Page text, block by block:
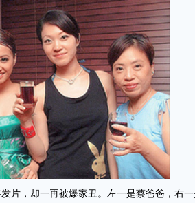
片，却一再被爆家丑。左一是蔡爸爸，右